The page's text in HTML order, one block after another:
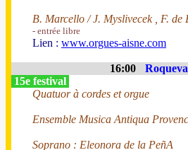
B. Marcello / J. Myslivecek , F.
- entrée libre
Lien : www.orgues-aisne.com
16:00
15e festival
Quatuor à cordes et orgue
Ensemble Musica Antiqua
Soprano : Eleonora de la PeñA